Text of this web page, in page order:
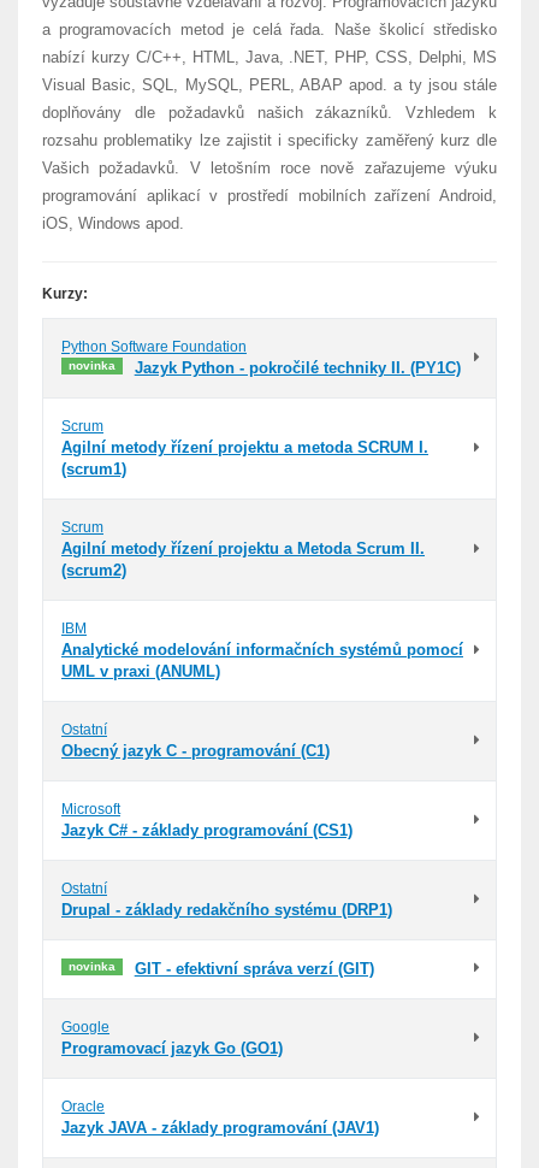
a programovacích metod je celá řada. Naše školicí středisko
nabízí kurzy C/C++, HTML, Java, .NET, PHP, CSS, Delphi, MS
Visual Basic, SQL, MySQL, PERL, ABAP apod. a ty jsou stále
doplňovány dle požadavků našich zákazníků. Vzhledem k
rozsahu problematiky lze zajistit i specificky zaměřený kurz dle
Vašich požadavků. V letošním roce nově zařazujeme výuku
programování aplikací v prostředí mobilních zařízení Android,
iOS, Windows apod.
Kurzy:
Python Software Foundation
novinka Jazyk Python - pokročilé techniky II. (PY1C)
Scrum
Agilní metody řízení projektu a metoda SCRUM I.
(scrum1)
Scrum
Agilní metody řízení projektu a Metoda Scrum II.
(scrum2)
IBM
Analytické modelování informačních systémů pomocí
UML v praxi (ANUML)
Ostatní
Obecný jazyk C - programování (C1)
Microsoft
Jazyk C# - základy programování (CS1)
Ostatní
Drupal - základy redakčního systému (DRP1)
novinka GIT - efektivní správa verzí (GIT)
Google
Programovací jazyk Go (GO1)
Oracle
Jazyk JAVA - základy programování (JAV1)